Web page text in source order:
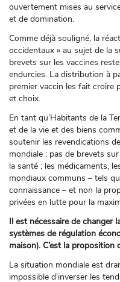
ouvertement mises au
et de domination.
Comme déjà souligné, la
occidentaux » au sujet de la
brevets sur les vaccines
endurcies. La distribution à
premier vaccin les fait croire
et choix.
En tant qu’Habitants de la
et de la vie et des biens
soutenir les revendications
mondiale : pas de brevets
la santé ; les médicaments,
mondiaux communs – tels
connaissance – et non la
privées en lutte pour la
Il est nécessaire de changer
systèmes de régulation
maison). C’est la proposition
La situation mondiale est
impossible d’inverser les